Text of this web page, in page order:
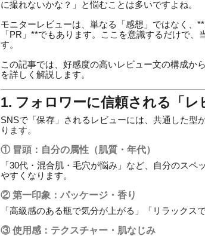
に撮れないかな？」と悩むことは多いですよね。
モニターレビューは、単なる「感想」ではなく、
「PR」**でもあります。ここを意識するだけで
す。
この記事では、好感度の高いレビュー文の構成か
を詳しく解説します。
1. フォロワーに信頼される「レ
SNSで「保存」されるレビューには、共通した型
ります。
① 冒頭：自分の属性（肌質・年代）
「30代・混合肌・毛穴が悩み」など、自分のス
やすくなります。
② 第一印象：パッケージ・香り
「高級感のある瓶で気分が上がる」「リラックス
③ 使用感：テクスチャー・肌なじみ